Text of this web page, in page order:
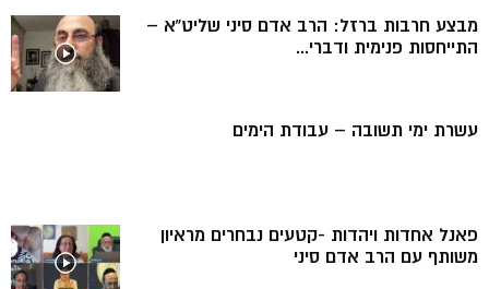
מבצע חרבות ברזל: הרב אדם סיני שליט”א –
התייחסות פנימית ודברי...
עשרת ימי תשובה – עבודת הימים
פאנל אחדות ויהדות -קטעים נבחרים מראיון
משותף עם הרב אדם סיני